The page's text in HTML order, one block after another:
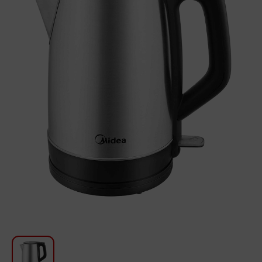
Խոհանոցի համար
Սանկերամիկա
Տուն և այգի
Տեքստիլ